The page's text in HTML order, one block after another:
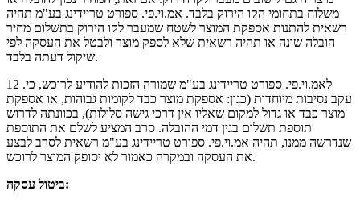
משלוח בתחומי הקו הירוק בלבד. אמ.וי.פי. ספורט טריידינג בע"מ תהיה
רשאית להתנות אספקת המוצר לשטח שמעבר לקו הירוק בתשלום מחיר
הובלה שונה או תהיה רשאית שלא לספק מוצר ולבטל את העסקה לפי
שיקול דעתה בלבד.
12 .לאמ.וי.פי. ספורט טריידינג בע"מ שמורה הזכות להודיע לרוכש, כי
עקב נסיבות מיוחדות (כגון: אספקת מוצר כבד לקומות גבוהות, או אספקת
מוצר כבד או גדול למקום שאליו אין דרכי גישה סלולות), בכוונתה לדרוש
תוספת תשלום בגין דמי ההובלה. סרב המציע לשלם את התוספת
שנדרשה ממנו, תהיה אמ.וי.פי. ספורט טריידינג בע"מ רשאית לסרב לבצע
את העסקה ובמקרה כאמור לא יסופק המוצר לרוכש.
ביטול עסקה: